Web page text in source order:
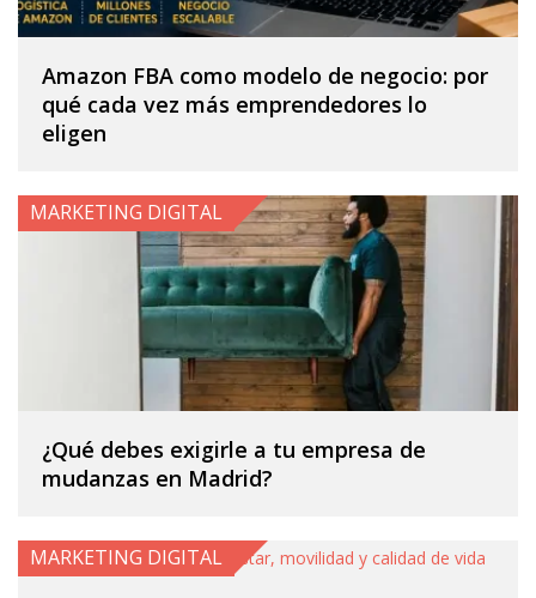
Amazon FBA como modelo de negocio: por
qué cada vez más emprendedores lo
eligen
¿Qué debes exigirle a tu empresa de
mudanzas en Madrid?
MARKETING DIGITAL
MARKETING DIGITAL